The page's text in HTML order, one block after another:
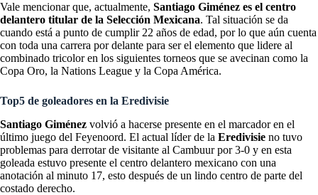
Vale mencionar que, actualmente, Santiago Giménez es el centro
delantero titular de la Selección Mexicana. Tal situación se da
cuando está a punto de cumplir 22 años de edad, por lo que aún cuenta
con toda una carrera por delante para ser el elemento que lidere al
combinado tricolor en los siguientes torneos que se avecinan como la
Copa Oro, la Nations League y la Copa América.
Top5 de goleadores en la Eredivisie
Santiago Giménez volvió a hacerse presente en el marcador en el
último juego del Feyenoord. El actual líder de la Eredivisie no tuvo
problemas para derrotar de visitante al Cambuur por 3-0 y en esta
goleada estuvo presente el centro delantero mexicano con una
anotación al minuto 17, esto después de un lindo centro de parte del
costado derecho.